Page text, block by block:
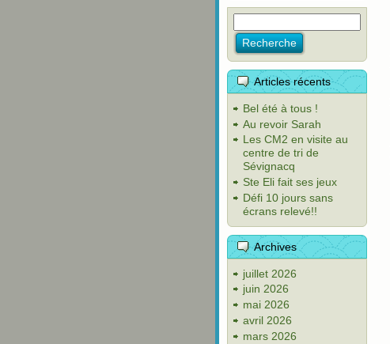
Articles récents
Bel été à tous !
Au revoir Sarah
Les CM2 en visite au
centre de tri de
Sévignacq
Ste Eli fait ses jeux
Défi 10 jours sans
écrans relevé!!
Archives
juillet 2026
juin 2026
mai 2026
avril 2026
mars 2026